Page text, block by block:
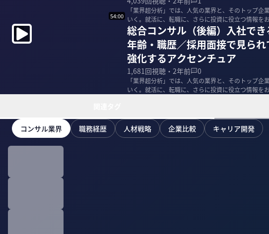
「業界超分析」では、人気の業界と、そのトップ
いく。就活に、転職に、さらに投資に役立つ情報を
上げる。 ＜ゲ...
54:00
総合コンサル（後編）入社で
年齢・職歴／採用面接で見ら
強化するアクセンチュア
1,681回視聴・ 2年前 0
「業界超分析」では、人気の業界と、そのトップ
いく。就活に、転職に、さらに投資に役立つ情報を
コンサル業界 職務経歴 人材戦略 企業比較 キャリア開発